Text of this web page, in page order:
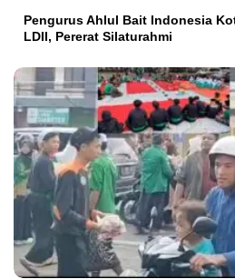
Pengurus Ahlul Bait Indonesia
LDII, Pererat Silaturahmi